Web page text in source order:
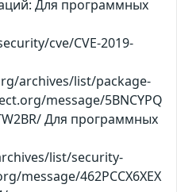
Для программных
cve/CVE-2019-
archives/list/package-
message/5BNCYPQ
Для программных
list/security-
message/462PCCX6XEX